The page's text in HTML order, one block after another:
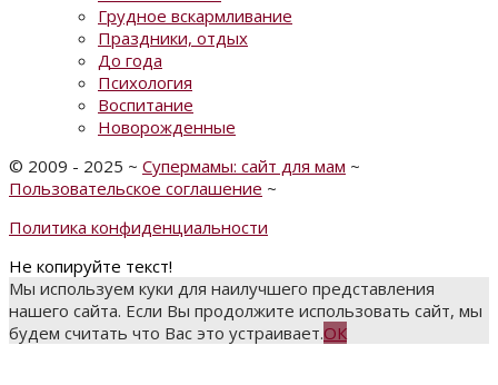
Грудное вскармливание
Праздники, отдых
До года
Психология
Воспитание
Новорожденные
© 2009 - 2025 ~ Супермамы: сайт для мам ~
Пользовательское соглашение ~
Политика конфиденциальности
Не копируйте текст!
Мы используем куки для наилучшего представления
нашего сайта. Если Вы продолжите использовать сайт, мы
будем считать что Вас это устраивает.ОК